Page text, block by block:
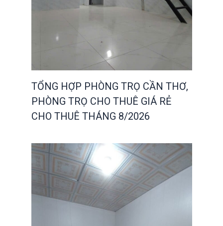
TỔNG HỢP PHÒNG TRỌ CẦN THƠ,
PHÒNG TRỌ CHO THUÊ GIÁ RẺ
CHO THUÊ THÁNG 8/2026